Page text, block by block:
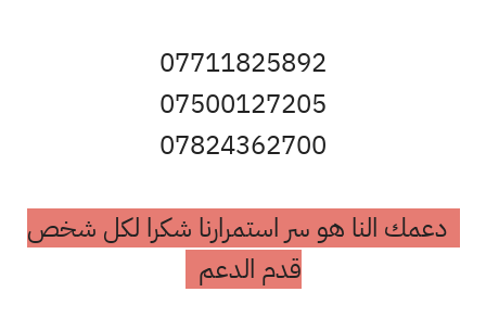
07711825892
07500127205
07824362700
دعمك النا هو سر استمرارنا شكرا لكل شخص
قدم الدعم